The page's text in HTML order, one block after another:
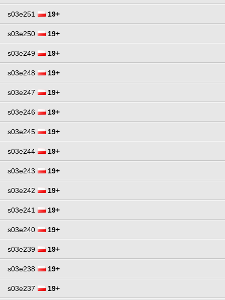
s03e251 19+
s03e250 19+
s03e249 19+
s03e248 19+
s03e247 19+
s03e246 19+
s03e245 19+
s03e244 19+
s03e243 19+
s03e242 19+
s03e241 19+
s03e240 19+
s03e239 19+
s03e238 19+
s03e237 19+